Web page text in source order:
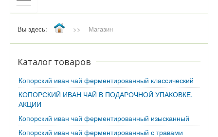
Вы здесь: >> Магазин
Каталог товаров
Копорский иван чай ферментированный классический
КОПОРСКИЙ ИВАН ЧАЙ В ПОДАРОЧНОЙ УПАКОВКЕ.
АКЦИИ
Копорский иван чай ферментированный изысканный
Копорский иван чай ферментированный с травами